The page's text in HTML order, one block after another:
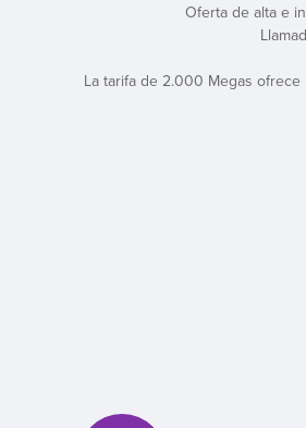
Oferta de alta e
La tarifa de 2.000 Megas